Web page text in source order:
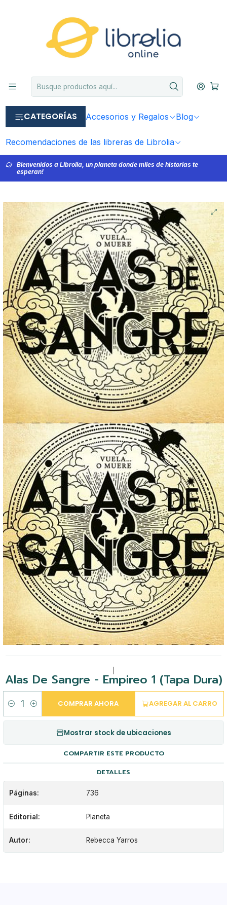
CATEGORÍAS Accesorios y Regalos Blog
Recomendaciones de las libreras de Librolia
Bienvenidos a Librolia, un planeta donde miles de historias te
esperan!
Alas De Sangre - Empireo 1 (Tapa Dura)
Cantidad
AGREGAR AL CARRO
COMPRAR AHORA
Mostrar stock de ubicaciones
COMPARTIR ESTE PRODUCTO
DETALLES
Páginas: 736
Editorial: Planeta
Autor: Rebecca Yarros